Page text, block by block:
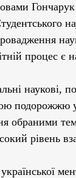
Гончарук
процес
наукові,
подорожжю
обраними
рівень